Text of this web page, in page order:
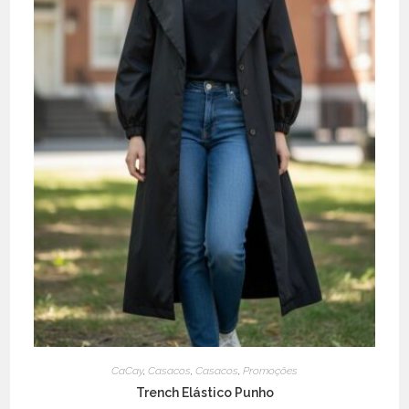
product
page
CaCay, Casacos, Casacos, Promoções
Trench Elástico Punho